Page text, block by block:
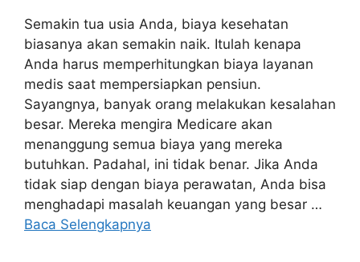
Semakin tua usia Anda, biaya kesehatan
biasanya akan semakin naik. Itulah kenapa
Anda harus memperhitungkan biaya layanan
medis saat mempersiapkan pensiun.
Sayangnya, banyak orang melakukan kesalahan
besar. Mereka mengira Medicare akan
menanggung semua biaya yang mereka
butuhkan. Padahal, ini tidak benar. Jika Anda
tidak siap dengan biaya perawatan, Anda bisa
menghadapi masalah keuangan yang besar …
Baca Selengkapnya